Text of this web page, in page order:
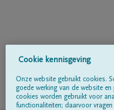
Volg ons op
Cookie kennisgeving
Onze website gebruikt cookies.
goede werking van de website
cookies worden gebruikt voor
functionaliteiten; daarvoor